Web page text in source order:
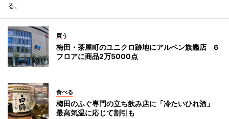
る。
買う
梅田・茶屋町のユニクロ跡地にアルペン旗艦店 6
フロアに商品2万5000点
食べる
梅田のふぐ専門の立ち飲み店に「冷たいひれ酒」
最高気温に応じて割引も